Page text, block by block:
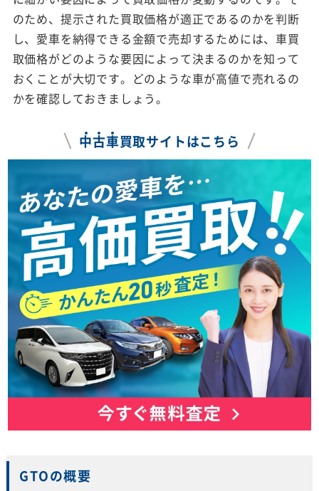
のため、提示された買取価格が適正であるのかを判断
し、愛車を納得できる金額で売却するためには、車買
取価格がどのような要因によって決まるのかを知って
おくことが大切です。どのような車が高値で売れるの
かを確認しておきましょう。
中古車買取サイトはこちら
GTOの概要